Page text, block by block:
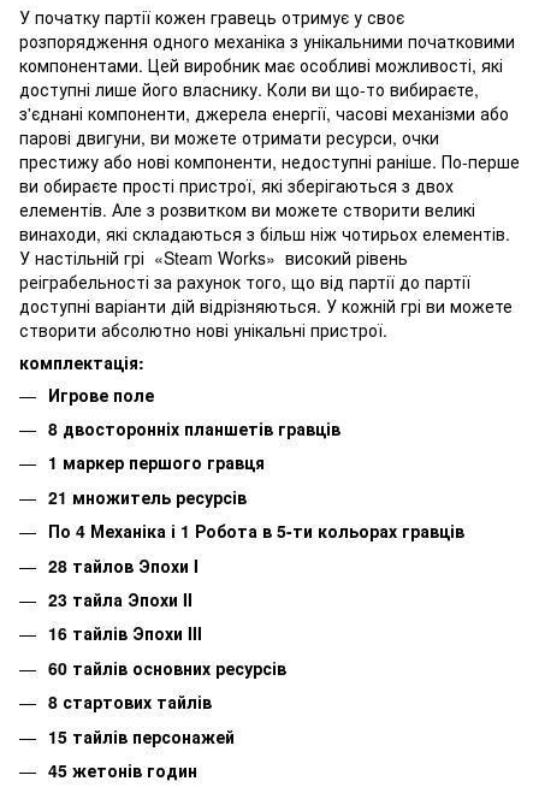
У початку партії кожен гравець отримує у своє
розпорядження одного механіка з унікальними початковими
компонентами. Цей виробник має особливі можливості, які
доступні лише його власнику. Коли ви що-то вибираєте,
з'єднані компоненти, джерела енергії, часові механізми або
парові двигуни, ви можете отримати ресурси, очки
престижу або нові компоненти, недоступні раніше. По-перше
ви обираєте прості пристрої, які зберігаються з двох
елементів. Але з розвитком ви можете створити великі
винаходи, які складаються з більш ніж чотирьох елементів.
У настільній грі «Steam Works» високий рівень
реіграбельності за рахунок того, що від партії до партії
доступні варіанти дій відрізняються. У кожній грі ви можете
створити абсолютно нові унікальні пристрої.
комплектація:
Игрове поле
8 двосторонніх планшетів гравців
1 маркер першого гравця
21 множитель ресурсів
По 4 Механіка і 1 Робота в 5-ти кольорах гравців
28 тайлов Эпохи I
23 тайла Эпохи II
16 тайлів Эпохи III
60 тайлів основних ресурсів
8 стартових тайлів
15 тайлів персонажей
45 жетонів годин